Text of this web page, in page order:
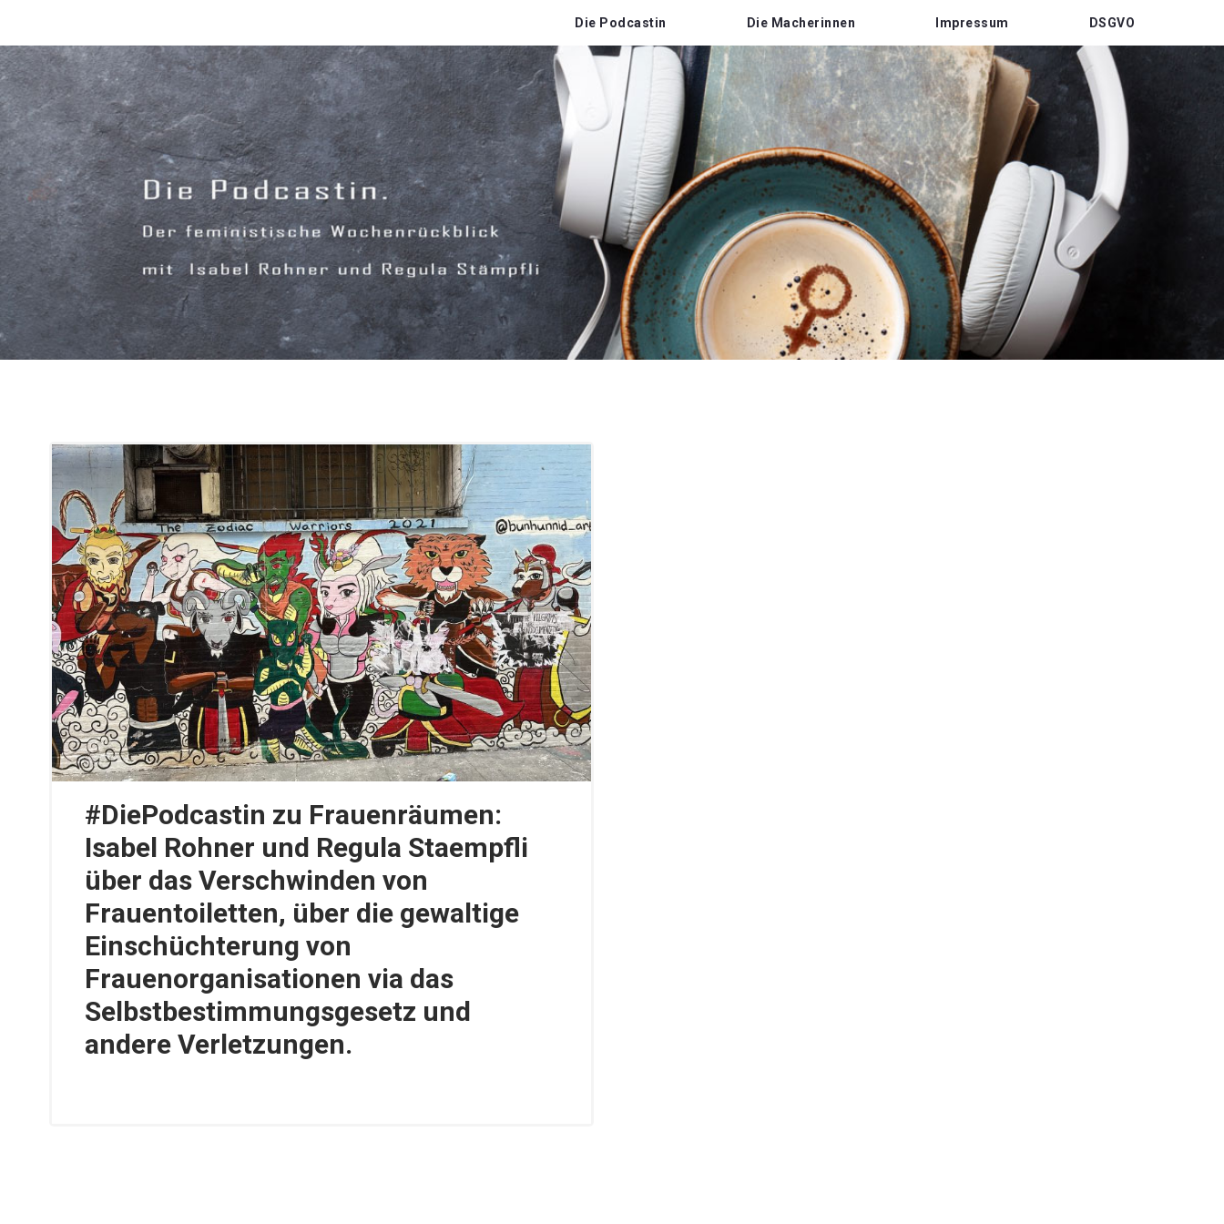
Die Podcastin Die Macherinnen Impressum DSGVO
#DiePodcastin zu Frauenräumen:
Isabel Rohner und Regula Staempfli
über das Verschwinden von
Frauentoiletten, über die gewaltige
Einschüchterung von
Frauenorganisationen via das
Selbstbestimmungsgesetz und
andere Verletzungen.